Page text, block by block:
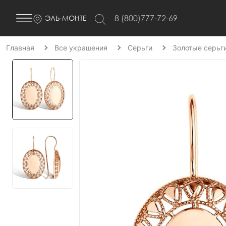
ЭЛЬ-МОНТЕ 8 (800)777-72-69
Главная Все украшения Серьги Золотые